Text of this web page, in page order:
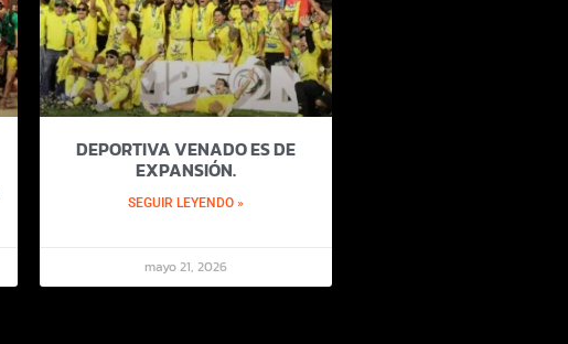
DEPORTIVA VENADO ES DE
EXPANSIÓN.
SEGUIR LEYENDO »
mayo 21, 2026